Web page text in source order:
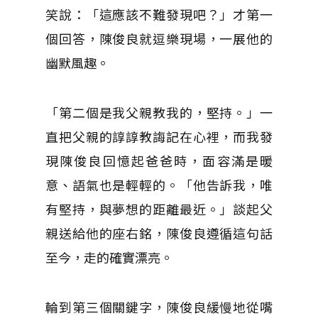
笑說：「這應該不難發現吧？」才第一
個回答，陳俊良就逗樂現場，一展他的
幽默風趣。
「第二個是我父親教我的，堅持。」一
直把父親的諄諄教誨記在心裡，而我發
現陳俊良回憶起爸爸時，面容滿是暖
意、語氣也是輕輕的。「他告訴我，唯
有堅持，與夢想的距離最近。」談起父
親送給他的座右銘，陳俊良遵循這句話
至今，走的確實漂亮。
輪到第三個關鍵字，陳俊良緩慢地從嘴